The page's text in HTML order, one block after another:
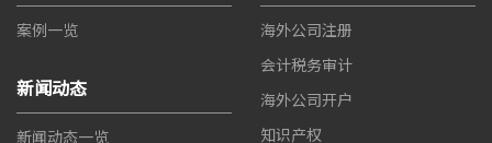
案例一览
新闻动态
新闻动态一览
海外公司注册
会计税务审计
海外公司开户
知识产权